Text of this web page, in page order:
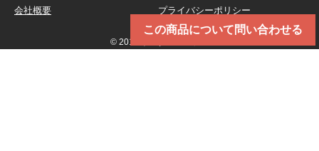
この商品について問い合わせる
会社概要
プライバシーポリシー
© 2019 トータルメンテ